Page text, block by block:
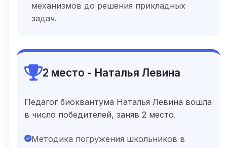
механизмов до решения прикладных
задач.
2 место - Наталья Левина
Педагог биоквантума Наталья Левина вошла
в число победителей, заняв 2 место.
Методика погружения школьников в